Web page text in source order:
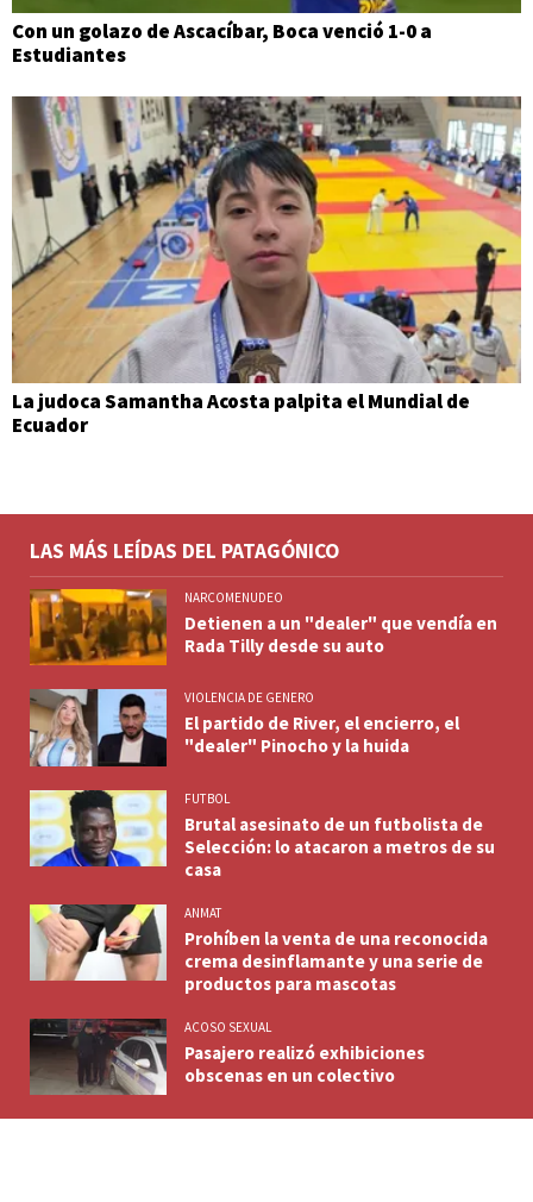
Con un golazo de Ascacíbar, Boca venció 1-0 a
Estudiantes
La judoca Samantha Acosta palpita el Mundial de
Ecuador
LAS MÁS LEÍDAS DEL PATAGÓNICO
NARCOMENUDEO
Detienen a un "dealer" que vendía en
Rada Tilly desde su auto
VIOLENCIA DE GENERO
El partido de River, el encierro, el
"dealer" Pinocho y la huida
FUTBOL
Brutal asesinato de un futbolista de
Selección: lo atacaron a metros de su
casa
ANMAT
Prohíben la venta de una reconocida
crema desinflamante y una serie de
productos para mascotas
ACOSO SEXUAL
Pasajero realizó exhibiciones
obscenas en un colectivo